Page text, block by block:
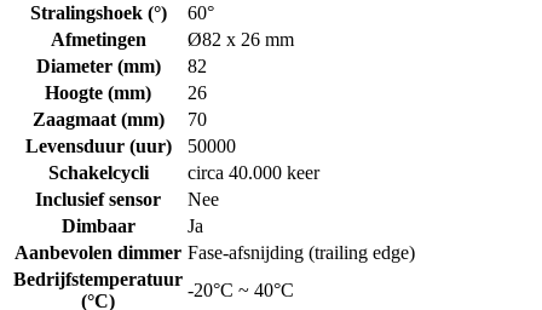
Stralingshoek (°)
60°
Afmetingen
Ø82 x 26 mm
Diameter (mm)
82
Hoogte (mm)
26
Zaagmaat (mm)
70
Levensduur (uur)
50000
Schakelcycli
circa 40.000 keer
Inclusief sensor
Nee
Dimbaar
Ja
Aanbevolen dimmer Fase-afsnijding (trailing edge)
Bedrijfstemperatuur
(°C)
-20°C ~ 40°C